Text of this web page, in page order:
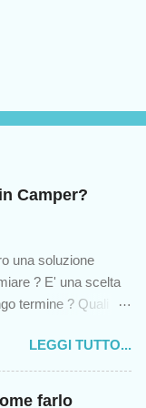
Camper?
una soluzione
? E' una scelta
termine ? Quali
dubbi che colgono -
abbia mai
scelta di vita, in
LEGGI TUTTO...
farlo